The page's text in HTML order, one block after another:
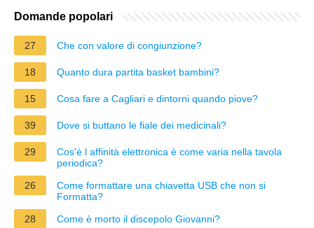
Domande popolari
27 Che con valore di congiunzione?
18 Quanto dura partita basket bambini?
15 Cosa fare a Cagliari e dintorni quando piove?
39 Dove si buttano le fiale dei medicinali?
29
Cos'è l affinità elettronica è come varia nella tavola
periodica?
26
Come formattare una chiavetta USB che non si
Formatta?
28
Come è morto il discepolo Giovanni?